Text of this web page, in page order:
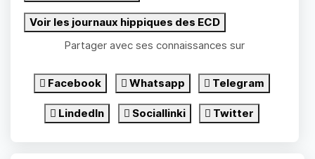
Voir les journaux hippiques des ECD
Partager avec ses connaissances sur
Facebook Whatsapp Telegram
LindedIn Sociallinki Twitter